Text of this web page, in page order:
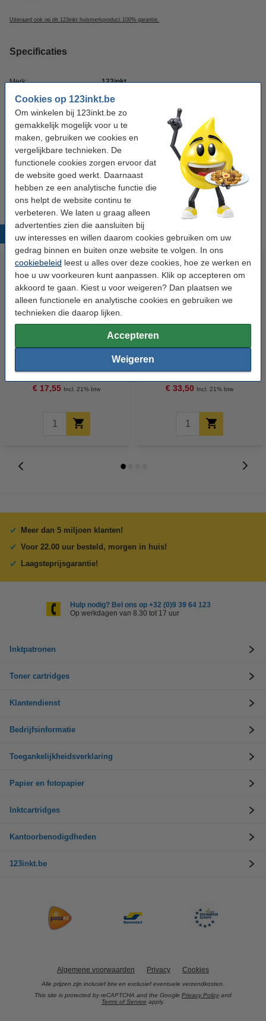
Cookies op 123inkt.be
Om winkelen bij 123inkt.be zo
gemakkelijk mogelijk voor u te
maken, gebruiken we cookies en
vergelijkbare technieken. De
functionele cookies zorgen ervoor dat
de website goed werkt. Daarnaast
hebben ze een analytische functie die
ons helpt de website continu te
verbeteren. We laten u graag alleen
advertenties zien die aansluiten bij
uw interesses en willen daarom cookies gebruiken om uw
gedrag binnen en buiten onze website te volgen. In ons
cookiebeleid leest u alles over deze cookies, hoe ze werken en
hoe u uw voorkeuren kunt aanpassen. Klik op accepteren om
akkoord te gaan. Kiest u voor weigeren? Dan plaatsen we
alleen functionele en analytische cookies en gebruiken we
technieken die daarop lijken.
Accepteren
Weigeren
Uiteraard ook op dit 123inkt huismerkproduct 100% garantie.
Specificaties
Merk: 123inkt
Kleur: zwart
schuin
Schrijfbreedte: 5 - 14 mm
Aantal: 10 stuk(s)
Navulbaar: nee
Populaire producten
Aanbieding: 10x 123inkt
permanent marker zwart (1 - 3
mm rond)
€ 17,55 Incl. 21% btw
123inkt kopieerpapier 1 doos
van 2500 vellen A4 - 80 g/m²
€ 33,50 Incl. 21% btw
Meer dan 5 miljoen klanten!
Voor 22.00 uur besteld, morgen in huis!
Laagsteprijsgarantie!
Hulp nodig? Bel ons op +32 (0)9 39 64 123
Op werkdagen van 8.30 tot 17 uur
Inktpatronen
Toner cartridges
Klantendienst
Bedrijfsinformatie
Toegankelijkheidsverklaring
Papier en fotopapier
Inktcartridges
Kantoorbenodigdheden
123inkt.be
Algemene voorwaarden Privacy Cookies
Alle prijzen zijn inclusief btw en exclusief eventuele verzendkosten.
This site is protected by reCAPTCHA and the Google Privacy Policy and
Terms of Service apply.